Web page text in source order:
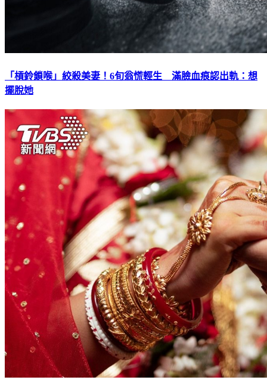
「槓鈴鎖喉」絞殺美妻！6旬翁慌輕生 滿臉血痕認出軌：想
擺脫她